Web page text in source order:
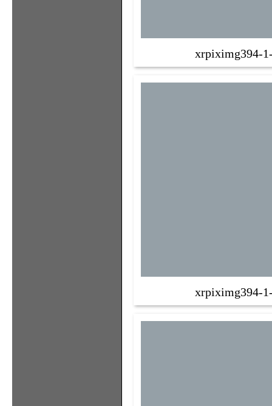
xrpiximg394-
xrpiximg394-